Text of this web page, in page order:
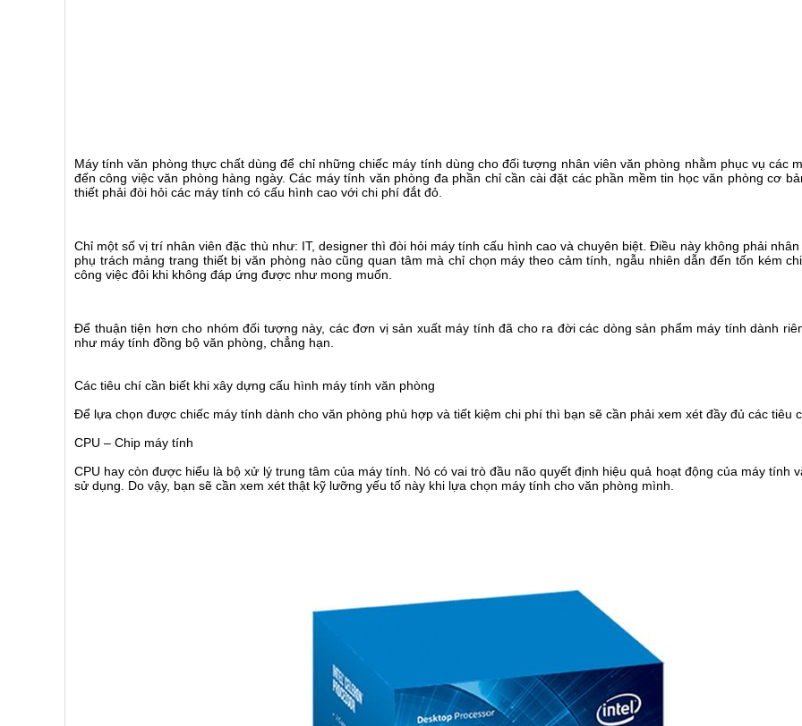
Máy tính văn phòng thực chất dùng để chỉ những chiếc máy tính dùng cho đối tượng nhân viên văn phòng nhằm phục vụ các
đến công việc văn phòng hàng ngày. Các máy tính văn phòng đa phần chỉ cần cài đặt các phần mềm tin học văn phòng cơ
thiết phải đòi hỏi các máy tính có cấu hình cao với chi phí đắt đỏ.
Chỉ một số vị trí nhân viên đặc thù như: IT, designer thì đòi hỏi máy tính cấu hình cao và chuyên biệt. Điều này không phải
phụ trách mảng trang thiết bị văn phòng nào cũng quan tâm mà chỉ chọn máy theo cảm tính, ngẫu nhiên dẫn đến tốn kém
công việc đôi khi không đáp ứng được như mong muốn.
Để thuận tiện hơn cho nhóm đối tượng này, các đơn vị sản xuất máy tính đã cho ra đời các dòng sản phẩm máy tính dành
như máy tính đồng bộ văn phòng, chẳng hạn.
Các tiêu chí cần biết khi xây dựng cấu hình máy tính văn phòng
Để lựa chọn được chiếc máy tính dành cho văn phòng phù hợp và tiết kiệm chi phí thì bạn sẽ cần phải xem xét đầy đủ các tiêu
CPU – Chip máy tính
CPU hay còn được hiểu là bộ xử lý trung tâm của máy tính. Nó có vai trò đầu não quyết định hiệu quả hoạt động của máy tính
sử dụng. Do vậy, bạn sẽ cần xem xét thật kỹ lưỡng yếu tố này khi lựa chọn máy tính cho văn phòng mình.